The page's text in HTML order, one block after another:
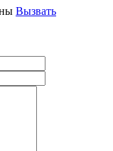
Вызвать